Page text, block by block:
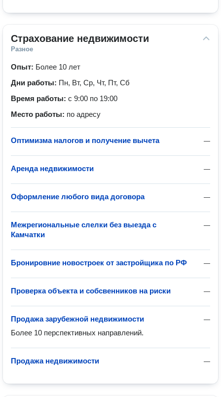
Страхование недвижимости
Разное
Опыт: Более 10 лет
Дни работы: Пн, Вт, Ср, Чт, Пт, Сб
Время работы: с 9:00 по 19:00
Место работы: по адресу
—
Оптимизма налогов и получение вычета
—
Аренда недвижимости
—
Оформление любого вида договора
—
Межрегиональные слелки без выезда с
Камчатки
—
Бронировние новостроек от застройщика по РФ
—
Проверка объекта и собсвенников на риски
—
Продажа зарубежной недвижимости
Более 10 перспективных направлений.
—
Продажа недвижимости